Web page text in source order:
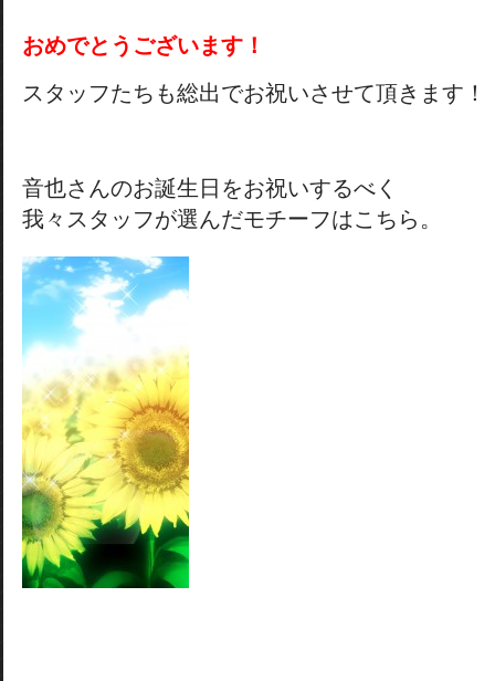
おめでとうございます！
スタッフたちも総出でお祝いさせて頂きます！
音也さんのお誕生日をお祝いするべく
我々スタッフが選んだモチーフはこちら。